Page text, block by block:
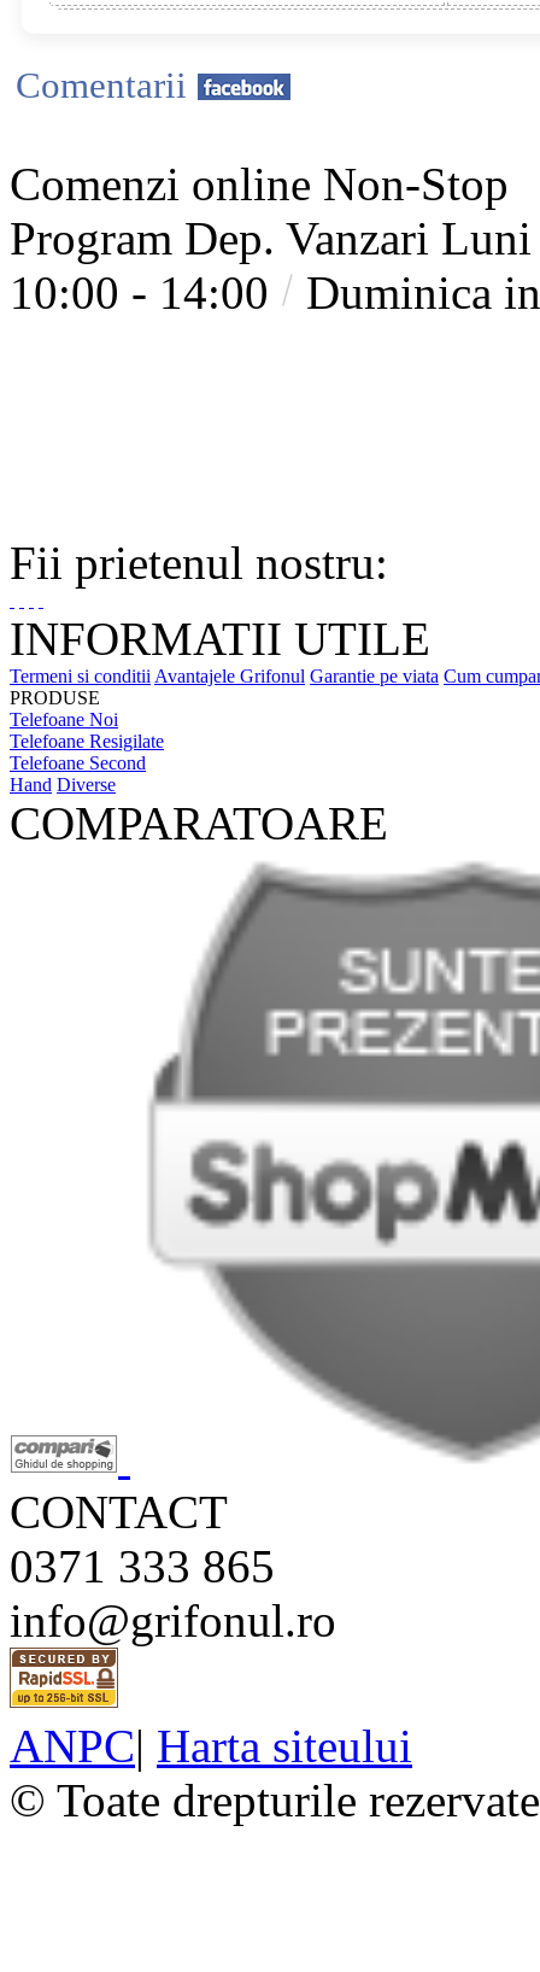
Comentarii
Comenzi online Non-Stop
Program Dep. Vanzari Luni
10:00 - 14:00
Duminica
Fii prietenul nostru:
INFORMATII UTILE
Termeni si conditii Avantajele Grifonul Garantie pe viata Cum
PRODUSE
Telefoane Noi
Telefoane Resigilate
Telefoane Second
Hand Diverse
COMPARATOARE
CONTACT
0371 333 865
info@grifonul.ro
ANPC| Harta siteului
© Toate drepturile